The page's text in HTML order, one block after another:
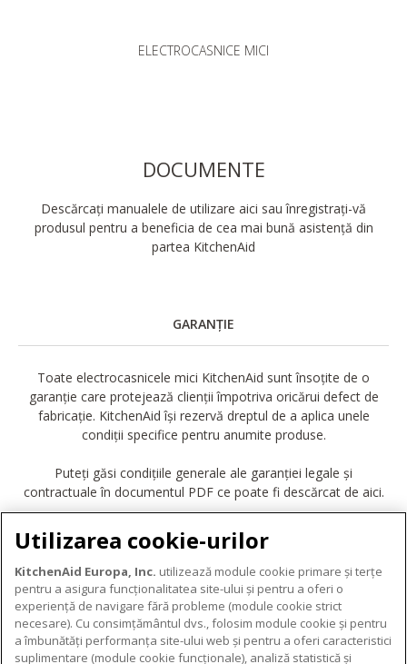
ELECTROCASNICE MICI
DOCUMENTE
Descărcați manualele de utilizare aici sau înregistrați-vă
produsul pentru a beneficia de cea mai bună asistență din
partea KitchenAid
GARANȚIE
Toate electrocasnicele mici KitchenAid sunt însoțite de o
garanție care protejează clienții împotriva oricărui defect de
fabricație. KitchenAid își rezervă dreptul de a aplica unele
condiții specifice pentru anumite produse.
Puteți găsi condițiile generale ale garanției legale și
contractuale în documentul PDF ce poate fi descărcat de aici.
DESCĂRCARE GARANȚIE
DESPRE KITCHENAID
Utilizarea cookie-urilor
KitchenAid Europa, Inc. utilizează module cookie primare și terțe
pentru a asigura funcționalitatea site-ului și pentru a oferi o
experiență de navigare fără probleme (module cookie strict
necesare). Cu consimțământul dvs., folosim module cookie și pentru
a îmbunătăți performanța site-ului web și pentru a oferi caracteristici
suplimentare (module cookie funcționale), analiză statistică și